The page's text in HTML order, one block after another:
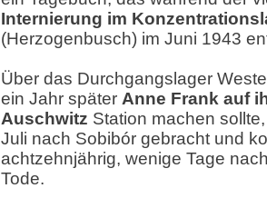
Internierung im
(Herzogenbusch) im Juni 1943
Über das Durchgangslager
ein Jahr später Anne Frank auf
Auschwitz Station machen
Juli nach Sobibór gebracht und
achtzehnjährig, wenige Tage
Tode.